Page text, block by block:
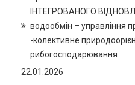
ІНТЕГРОВАНОГО
водообмін – управління
-колективне
рибогосподарювання
22.01.2026